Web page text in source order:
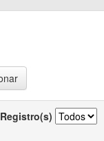
Registro(s)